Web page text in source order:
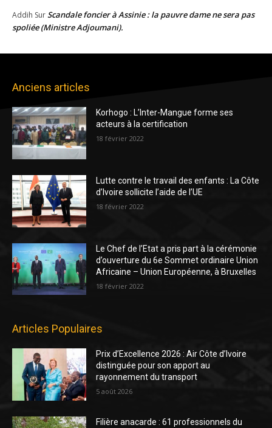
Addih SurScandale foncier à Assinie : la pauvre dame ne sera pas
spoliée (Ministre Adjoumani).
Anciens articles
Korhogo : L’Inter-Mangue forme ses
acteurs à la certification
18 février 2022
Lutte contre le travail des enfants : La Côte
d’Ivoire sollicite l’aide de l’UE
18 février 2022
Le Chef de l’Etat a pris part à la cérémonie
d’ouverture du 6e Sommet ordinaire Union
Africaine – Union Européenne, à Bruxelles
18 février 2022
Articles Populaires
Prix d’Excellence 2026 : Air Côte d’Ivoire
distinguée pour son apport au
rayonnement du transport
5 août 2026
Filière anacarde : 61 professionnels du